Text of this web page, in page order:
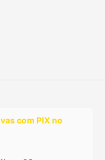
com PIX no